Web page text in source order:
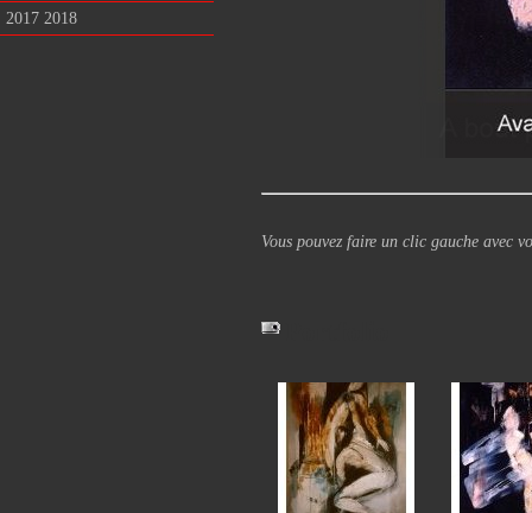
Vous pouvez faire un clic gauche avec
2017 2018